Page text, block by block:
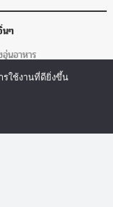
ๆ
อุ่นอาหาร
น้ำ
ร์สแตน แจกันดอกไม้ เชิง
อุณหภูมิ
รใช้งานที่ดียิ่งขึ้น